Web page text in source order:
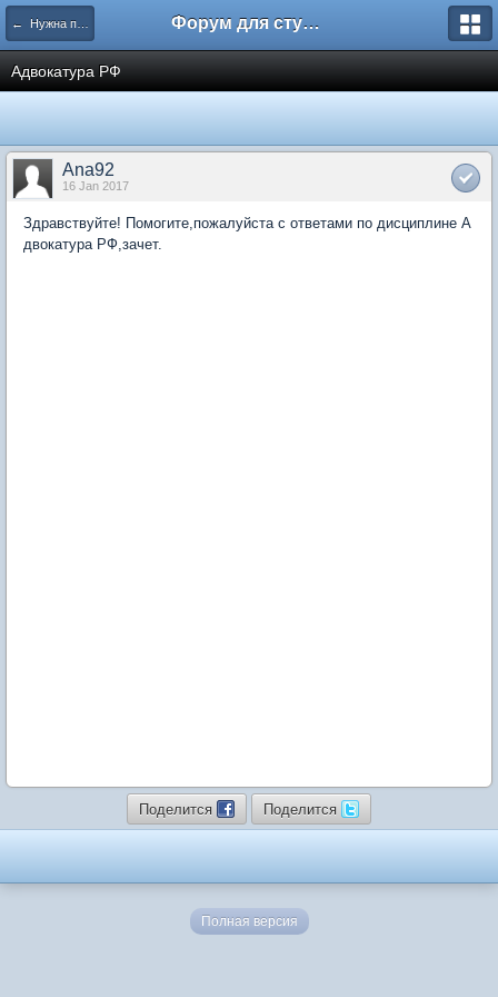
← Нужна помощь Форум для студента СГА
Адвокатура РФ
Ana92
16 Jan 2017
Здравствуйте! Помогите,пожалуйста с ответами по дисциплине А
двокатура РФ,зачет.
Поделится Поделится
Полная версия